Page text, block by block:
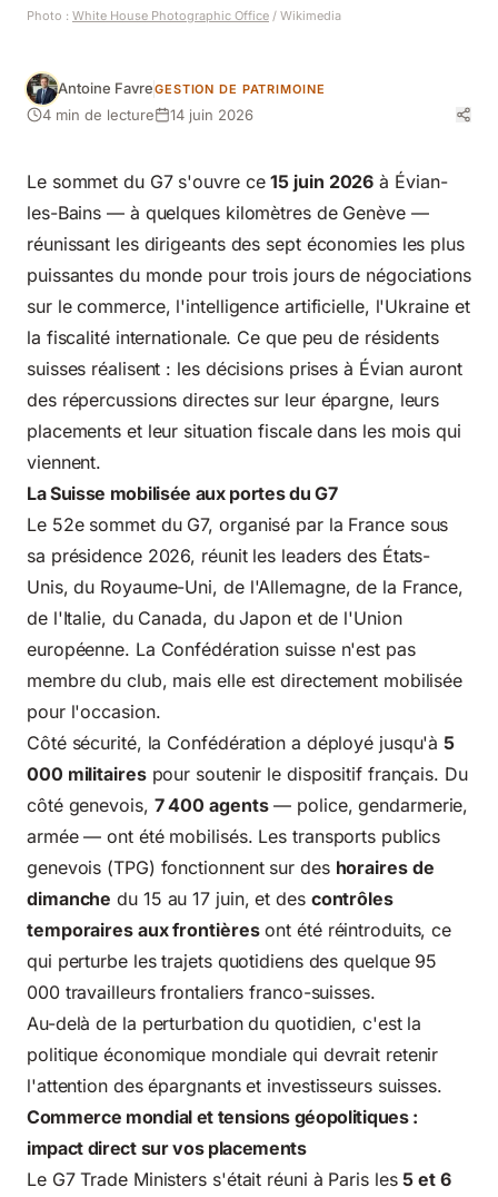
Photo : White House Photographic Office / Wikimedia
Antoine FavreGESTION DE PATRIMOINE
4 min de lecture 14 juin 2026
Le sommet du G7 s'ouvre ce15 juin 2026 à Évian-
les-Bains — à quelques kilomètres de Genève —
réunissant les dirigeants des sept économies les plus
puissantes du monde pour trois jours de négociations
sur le commerce, l'intelligence artificielle, l'Ukraine et
la fiscalité internationale. Ce que peu de résidents
suisses réalisent : les décisions prises à Évian auront
des répercussions directes sur leur épargne, leurs
placements et leur situation fiscale dans les mois qui
viennent.
La Suisse mobilisée aux portes du G7
Le 52e sommet du G7, organisé par la France sous
sa présidence 2026, réunit les leaders des États-
Unis, du Royaume-Uni, de l'Allemagne, de la France,
de l'Italie, du Canada, du Japon et de l'Union
européenne. La Confédération suisse n'est pas
membre du club, mais elle est directement mobilisée
pour l'occasion.
Côté sécurité, la Confédération a déployé jusqu'à5
000 militairespour soutenir le dispositif français. Du
côté genevois, 7 400 agents— police, gendarmerie,
armée — ont été mobilisés. Les transports publics
genevois (TPG) fonctionnent sur des horaires de
dimanche du 15 au 17 juin, et des contrôles
temporaires aux frontièresont été réintroduits, ce
qui perturbe les trajets quotidiens des quelque 95
000 travailleurs frontaliers franco-suisses.
Au-delà de la perturbation du quotidien, c'est la
politique économique mondiale qui devrait retenir
l'attention des épargnants et investisseurs suisses.
Commerce mondial et tensions géopolitiques :
impact direct sur vos placements
Le G7 Trade Ministers s'était réuni à Paris les5 et 6